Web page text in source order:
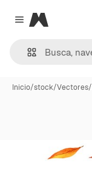
Close menu
Magnific
Inicio/stock/Vectores/